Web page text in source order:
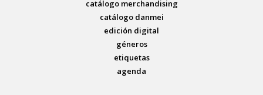
catálogo merchandising
catálogo danmei
edición digital
géneros
etiquetas
agenda